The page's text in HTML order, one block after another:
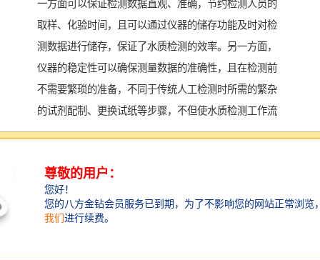
一方面可以保证检测数据直观、准确，节约检测人员的
取样、化验时间，且可以通过仪器的储存功能及时对检
测数据进行储存，保证了水质检测的效率。另一方面，
仪器的稳定性可以确保测量数据的准确性，且在检测前
不需要繁琐的准备，不同于传统人工检测时所需的繁杂
的试剂配制、更换试纸等步骤，不但使水质检测工作流
程简单化，同时也确保检测数据的可靠性。